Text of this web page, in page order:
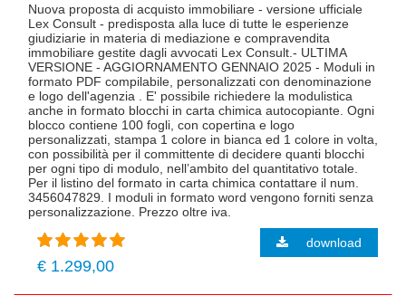
Nuova proposta di acquisto immobiliare - versione ufficiale
Lex Consult - predisposta alla luce di tutte le esperienze
giudiziarie in materia di mediazione e compravendita
immobiliare gestite dagli avvocati Lex Consult.- ULTIMA
VERSIONE - AGGIORNAMENTO GENNAIO 2025 - Moduli in
formato PDF compilabile, personalizzati con denominazione
e logo dell'agenzia . E' possibile richiedere la modulistica
anche in formato blocchi in carta chimica autocopiante. Ogni
blocco contiene 100 fogli, con copertina e logo
personalizzati, stampa 1 colore in bianca ed 1 colore in volta,
con possibilità per il committente di decidere quanti blocchi
per ogni tipo di modulo, nell’ambito del quantitativo totale.
Per il listino del formato in carta chimica contattare il num.
3456047829. I moduli in formato word vengono forniti senza
personalizzazione. Prezzo oltre iva.
€ 1.299,00
download